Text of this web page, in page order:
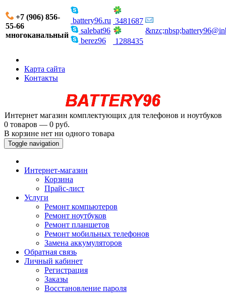
+7 (906) 856-
55-66
многоканальный
battery96.ru
salebat96
berez96
3481687
1288435
Карта сайта
Контакты
Интернет магазин комплектующих для телефонов и ноутбуков
0 товаров — 0 руб.
В корзине нет ни одного товара
Toggle navigation
Интернет-магазин
Корзина
Прайс-лист
Услуги
Ремонт компьютеров
Ремонт ноутбуков
Ремонт планшетов
Ремонт мобильных телефонов
Замена аккумуляторов
Обратная связь
Личный кабинет
Регистрация
Заказы
Восстановление пароля